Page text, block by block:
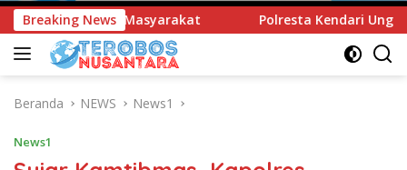
Breaking News
Polresta Kendari Ungkap Kasus Curnik, Lima Handphone
Beranda NEWS News1
News1